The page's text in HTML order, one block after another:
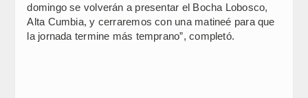
domingo se volverán a presentar el Bocha Lobosco,
Alta Cumbia, y cerraremos con una matineé para que
la jornada termine más temprano”, completó.